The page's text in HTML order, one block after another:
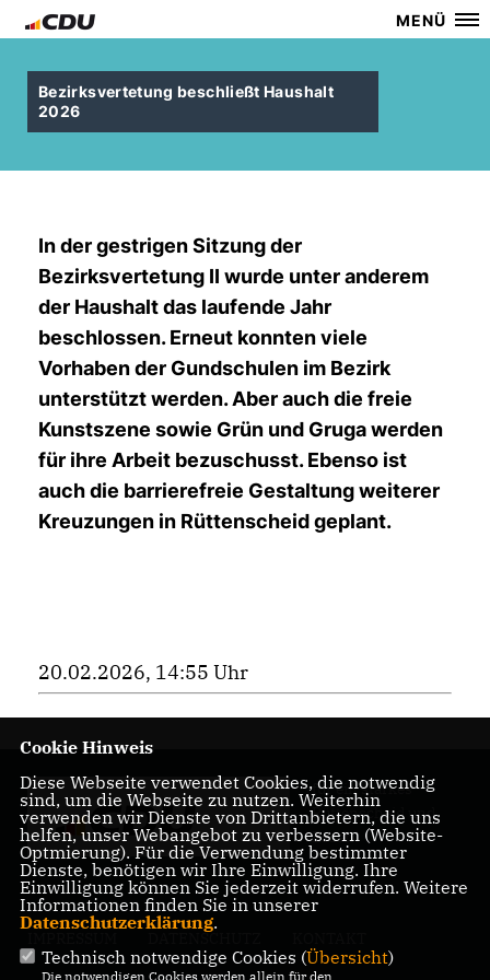
MENÜ
Bezirksvertetung beschließt Haushalt
2026
In der gestrigen Sitzung der
Bezirksvertetung II wurde unter anderem
der Haushalt das laufende Jahr
beschlossen. Erneut konnten viele
Vorhaben der Gundschulen im Bezirk
unterstützt werden. Aber auch die freie
Kunstszene sowie Grün und Gruga werden
für ihre Arbeit bezuschusst. Ebenso ist
auch die barrierefreie Gestaltung weiterer
Kreuzungen in Rüttenscheid geplant.
20.02.2026, 14:55 Uhr
für ein starkes
Rüttenscheid und
Essen
DATENSCHUTZ
Cookie Hinweis
Diese Webseite verwendet Cookies, die notwendig
sind, um die Webseite zu nutzen. Weiterhin
verwenden wir Dienste von Drittanbietern, die uns
helfen, unser Webangebot zu verbessern (Website-
Optmierung). Für die Verwendung bestimmter
Dienste, benötigen wir Ihre Einwilligung. Ihre
Einwilligung können Sie jederzeit widerrufen. Weitere
Informationen finden Sie in unserer
Datenschutzerklärung.
Technisch notwendige Cookies (Übersicht)
Die notwendigen Cookies werden allein für den